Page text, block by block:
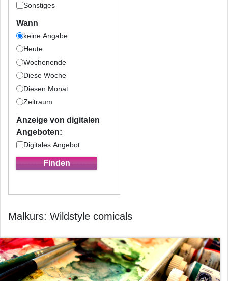
Sonstiges
Wann
keine Angabe
Heute
Wochenende
Diese Woche
Diesen Monat
Zeitraum
Anzeige von digitalen
Angeboten:
Digitales Angebot
Malkurs: Wildstyle comicals